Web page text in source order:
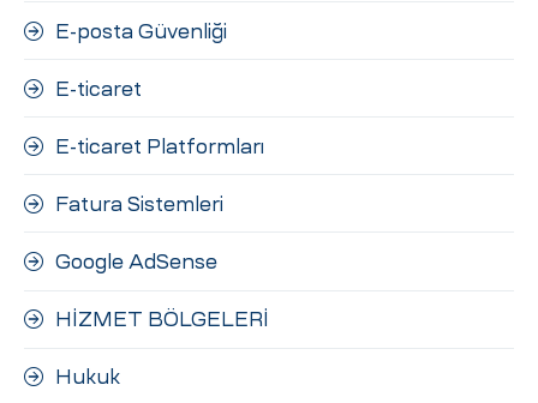
E-posta Güvenliği
E-ticaret
E-ticaret Platformları
Fatura Sistemleri
Google AdSense
HİZMET BÖLGELERİ
Hukuk